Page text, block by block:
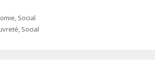
, Social
, Social